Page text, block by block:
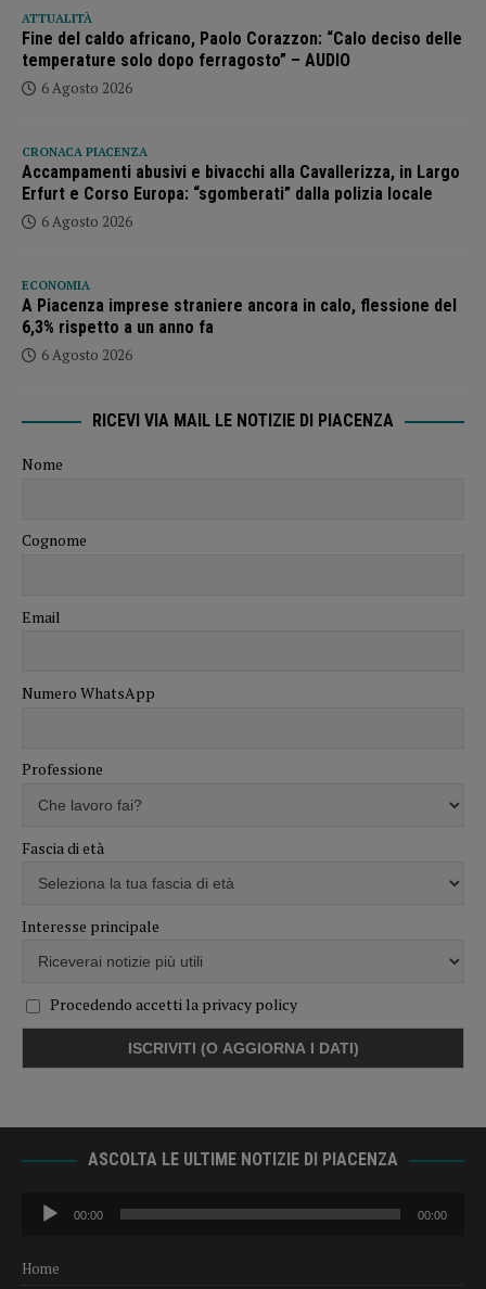
ATTUALITÀ
Fine del caldo africano, Paolo Corazzon: “Calo deciso delle
temperature solo dopo ferragosto” – AUDIO
6 Agosto 2026
CRONACA PIACENZA
Accampamenti abusivi e bivacchi alla Cavallerizza, in Largo
Erfurt e Corso Europa: “sgomberati” dalla polizia locale
6 Agosto 2026
ECONOMIA
A Piacenza imprese straniere ancora in calo, flessione del
6,3% rispetto a un anno fa
6 Agosto 2026
RICEVI VIA MAIL LE NOTIZIE DI PIACENZA
Nome
Cognome
Email
Numero WhatsApp
Professione
Fascia di età
Interesse principale
Procedendo accetti la privacy policy
ASCOLTA LE ULTIME NOTIZIE DI PIACENZA
Audio
Player
00:00 00:00
Home